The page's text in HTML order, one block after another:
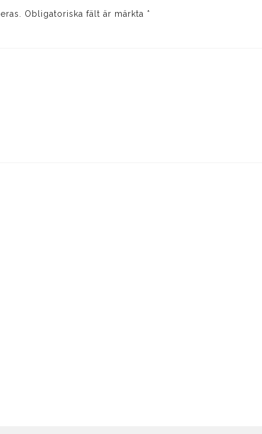
Obligatoriska fält är märkta *